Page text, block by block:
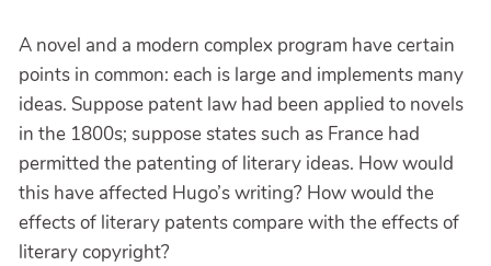
A novel and a modern complex program have certain
points in common: each is large and implements many
ideas. Suppose patent law had been applied to novels
in the 1800s; suppose states such as France had
permitted the patenting of literary ideas. How would
this have affected Hugo’s writing? How would the
effects of literary patents compare with the effects of
literary copyright?